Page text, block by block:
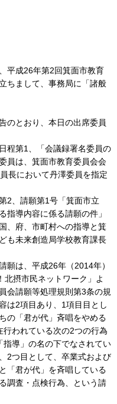
平成26年第2回箕面市教育
ちまして、事務局に「諸般
のとおり、本日の出席委員
程第1、「会議録署名委員の
員は、箕面市教育委員会会
長において丹澤委員を指定
2、請願第1号「箕面市立
指導内容に係る請願の件」
、府、市町村への指導と箕
も未来創造局学校教育課長
願は、平成26年（2014年）
摂市民ネットワーク」よ
会請願等処理規則第3条の規
は2項目あり、1項目目とし
の「君が代」斉唱をやめる
われている次の2つの行為
導」の名の下でなされてい
2つ目として、卒業式および
「君が代」を斉唱している
調査・点検行為、という請